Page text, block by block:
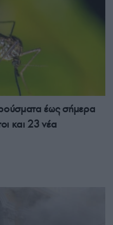
έως σήμερα
και 23 νέα